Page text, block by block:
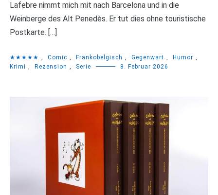
Lafebre nimmt mich mit nach Barcelona und in die
Weinberge des Alt Penedès. Er tut dies ohne touristische
Postkarte. […]
★★★★★ , Comic , Frankobelgisch , Gegenwart , Humor ,
Krimi , Rezension , Serie 8. Februar 2026